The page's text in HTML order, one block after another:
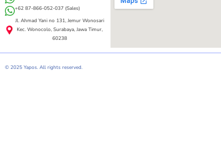
+62 87-866-052-037 (Sales)
Jl. Ahmad Yani no 131, Jemur Wonosari
Kec. Wonocolo, Surabaya, Jawa Timur,
60238
© 2025 Yapos. All rights reserved.